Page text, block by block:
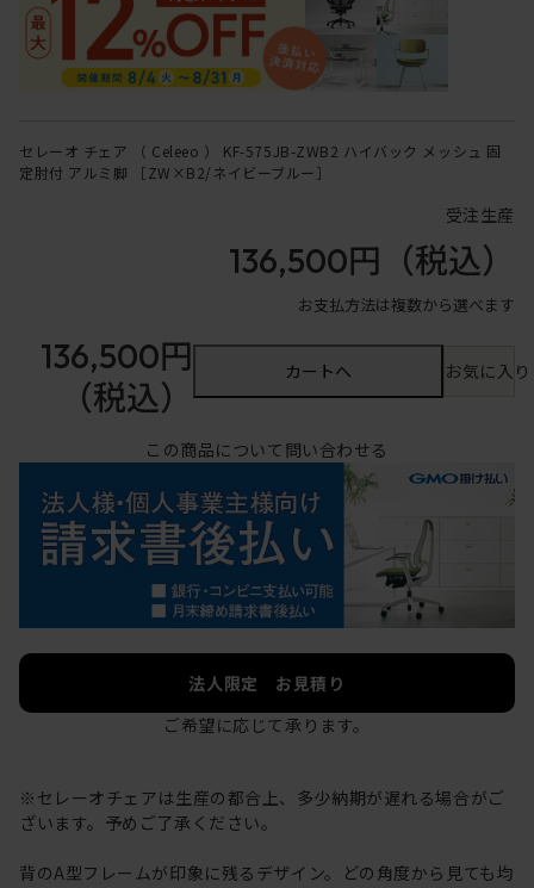
セレーオ チェア （ Celeeo ） KF-575JB-ZWB2 ハイバック メッシュ 固
定肘付 アルミ脚 ［ZW×B2/ネイビーブルー］
受注生産
136,500円 （税込）
お支払方法は複数から選べます
136,500円
（税込）
カートへ お気に入
この商品について問い合わせる
法人限定 お見積り
ご希望に応じて承ります。
※セレーオチェアは生産の都合上、多少納期が遅れる場合がご
ざいます。予めご了承ください。
背のA型フレームが印象に残るデザイン。どの角度から見ても均